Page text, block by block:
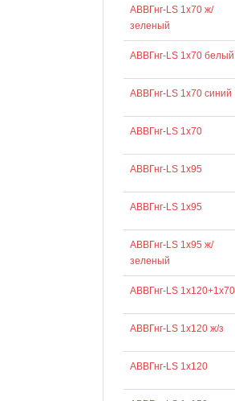
АВВГнг-LS 1х70 ж/
зеленый
АВВГнг-LS 1х70 белый
АВВГнг-LS 1х70 синий
АВВГнг-LS 1х70
АВВГнг-LS 1х95
АВВГнг-LS 1x95
АВВГнг-LS 1х95 ж/
зеленый
АВВГнг-LS 1х120+1х70
АВВГнг-LS 1х120 ж/з
АВВГнг-LS 1х120